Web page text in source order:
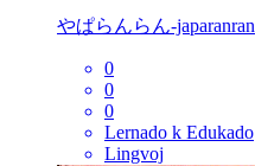
やぱらんらん-japaranran
0
0
0
Lernado k Edukado
Lingvoj